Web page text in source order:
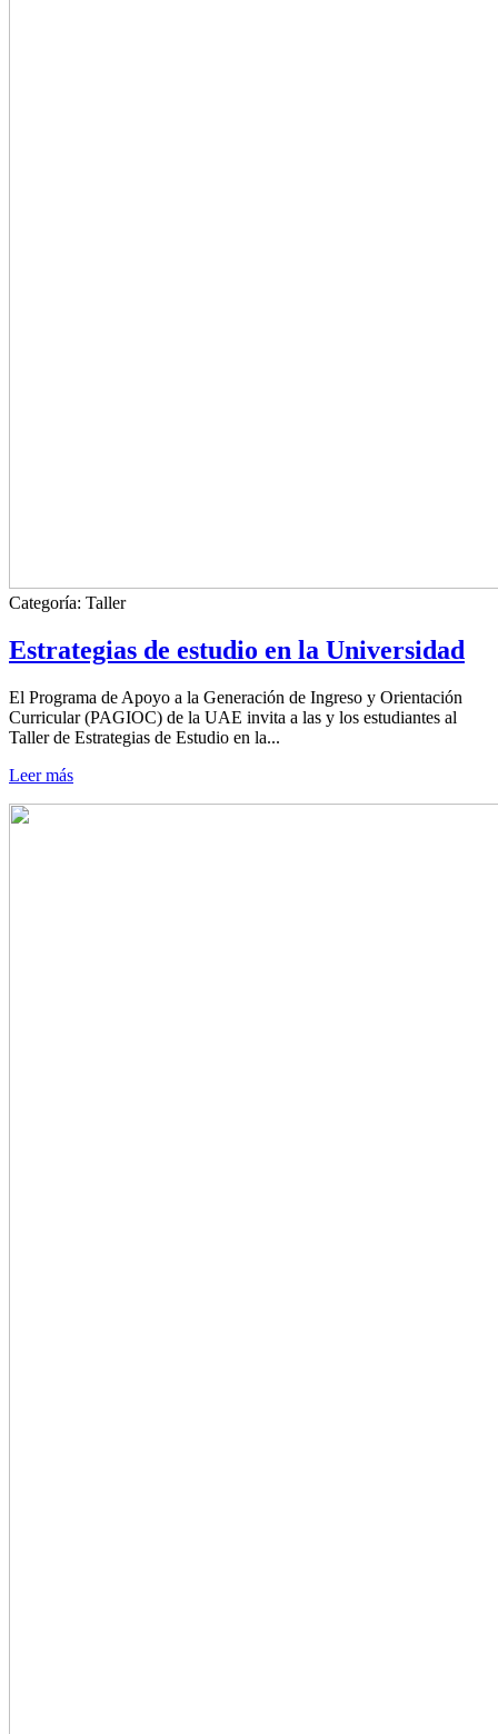
Categoría: Taller
Estrategias de estudio en la Universidad
El Programa de Apoyo a la Generación de Ingreso y Orientación
Curricular (PAGIOC) de la UAE invita a las y los estudiantes al
Taller de Estrategias de Estudio en la...
Leer más